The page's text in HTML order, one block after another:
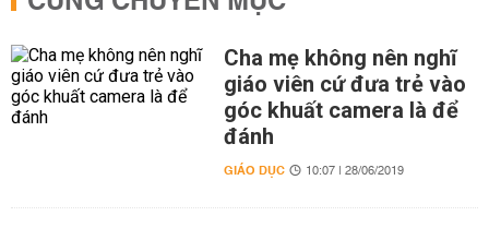
Cha mẹ không nên nghĩ
giáo viên cứ đưa trẻ vào
góc khuất camera là để
đánh
GIÁO DỤC 10:07 | 28/06/2019